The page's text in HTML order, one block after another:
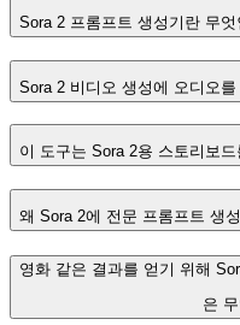
Sora 2 프롬프트 생성기란 무엇
Sora 2 비디오 생성에 오디오
이 도구는 Sora 2용 스토리보
왜 Sora 2에 전문 프롬프트 생
영화 같은 결과를 얻기 위해
은